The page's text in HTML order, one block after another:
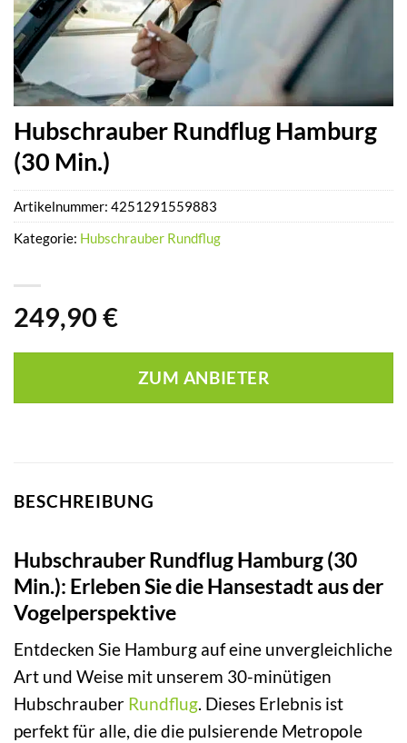
Hubschrauber Rundflug Hamburg
(30 Min.)
249,90 €
ZUM ANBIETER
Artikelnummer: 4251291559883
Kategorie: Hubschrauber Rundflug
BESCHREIBUNG
Hubschrauber Rundflug Hamburg (30
Min.): Erleben Sie die Hansestadt aus der
Vogelperspektive
Entdecken Sie Hamburg auf eine unvergleichliche
Art und Weise mit unserem 30-minütigen
Hubschrauber Rundflug. Dieses Erlebnis ist
perfekt für alle, die die pulsierende Metropole